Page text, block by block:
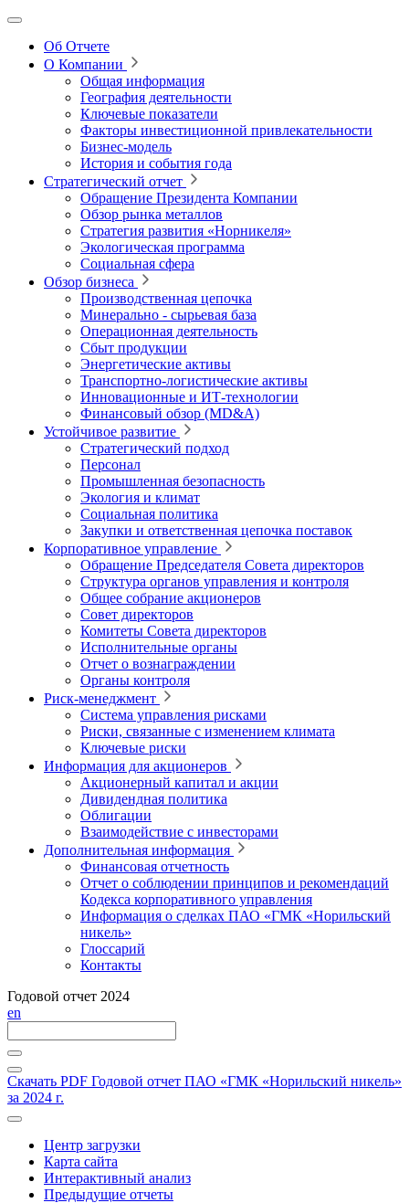
Об Отчете
О Компании
Общая информация
География деятельности
Ключевые показатели
Факторы инвестиционной привлекательности
Бизнес-модель
История и события года
Стратегический отчет
Обращение Президента Компании
Обзор рынка металлов
Стратегия развития «Норникеля»
Экологическая программа
Социальная сфера
Обзор бизнеса
Производственная цепочка
Минерально ‑ сырьевая база
Операционная деятельность
Сбыт продукции
Энергетические активы
Транспортно-логистические активы
Инновационные и ИТ‑технологии
Финансовый обзор (MD&A)
Устойчивое развитие
Стратегический подход
Персонал
Промышленная безопасность
Экология и климат
Социальная политика
Закупки и ответственная цепочка поставок
Корпоративное управление
Обращение Председателя Совета директоров
Структура органов управления и контроля
Общее собрание акционеров
Совет директоров
Комитеты Совета директоров
Исполнительные органы
Отчет о вознаграждении
Органы контроля
Риск-менеджмент
Система управления рисками
Риски, связанные с изменением климата
Ключевые риски
Информация для акционеров
Акционерный капитал и акции
Дивидендная политика
Облигации
Взаимодействие с инвесторами
Дополнительная информация
Финансовая отчетность
Отчет о соблюдении принципов и рекомендаций
Кодекса корпоративного управления
Информация о сделках ПАО «ГМК «Норильский
никель»
Глоссарий
Контакты
Годовой отчет 2024
en
Скачать PDF Годовой отчет ПАО «ГМК «Норильский никель»
за 2024 г.
Центр загрузки
Карта сайта
Интерактивный анализ
Предыдущие отчеты